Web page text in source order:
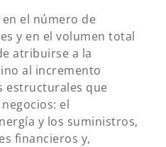
el número de
y en el volumen total
atribuirse a la
al incremento
estructurales que
el
y los suministros,
financieros y,